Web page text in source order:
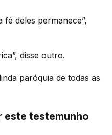
deles permanece”,
disse outro.
paróquia de todas as
este testemunho